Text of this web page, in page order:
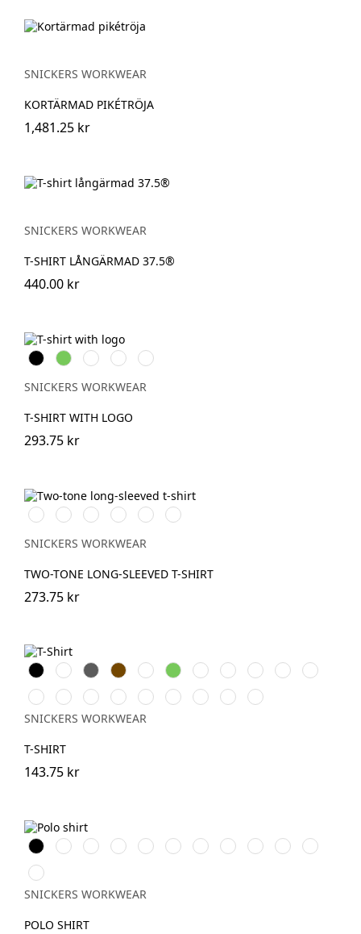
SNICKERS WORKWEAR
KORTÄRMAD PIKÉTRÖJA
1,481.25 kr
SNICKERS WORKWEAR
T-SHIRT LÅNGÄRMAD 37.5®
440.00 kr
Svart Lime Khakigrön
Mörk
marinblå
melerad
Djupblå
SNICKERS WORKWEAR
T-SHIRT WITH LOGO
293.75 kr
Vit/SvartStålgrå/Svart
Svart/Stålgrå
Svart/Neongul
Chiliröd/Svart
Marinblå/Svart
SNICKERS WORKWEAR
TWO-TONE LONG-SLEEVED T-SHIRT
273.75 kr
Svart Vit Grå Brun Warm
Orange
Lime Skogsgrön
StålgråGrå
melerad
MarinblåKhakigrön
LjusbrunStenblåChilirödHavsblåÄppelgrön
DjupblåIsgråÄkta
blå
Askgrå
melerad
SNICKERS WORKWEAR
T-SHIRT
143.75 kr
Svart Vit
Warm
Orange
Skogsgrön
StålgråGrå
melerad
MarinblåKhakigrön
ChilirödHavsblåDjupblå
Äkta
blå
SNICKERS WORKWEAR
POLO SHIRT